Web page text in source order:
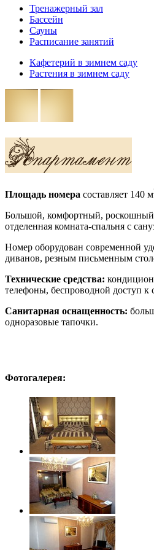
Тренажерный зал
Бассейн
Сауны
Расписание занятий
Кафетерий в зимнем саду
Растения в зимнем саду
Площадь номера составляет 140 м
Большой, комфортный, роскошный
отделенная комната-спальня с
Номер оборудован современной
диванов, резным письменным
Технические средства:
телефоны, беспроводной доступ к
Санитарная оснащенность:
одноразовые тапочки.
Фотогалерея: